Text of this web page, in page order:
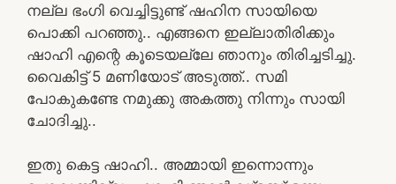
നല്ല ഭംഗി വെച്ചിട്ടുണ്ട് ഷഹിന സായിയെ
പൊക്കി പറഞ്ഞു.. എങ്ങനെ ഇല്ലാതിരിക്കും
ഷാഹി എന്റെ കൂടെയല്ലേ ഞാനും തിരിച്ചടിച്ചു.
വൈകിട്ട് 5 മണിയോട് അടുത്ത്.. സമി
പോകുകണ്ടേ നമുക്കു അകത്തു നിന്നും സായി
ചോദിച്ചു..
ഇതു കെട്ട ഷാഹി.. അമ്മായി ഇന്നൊന്നും